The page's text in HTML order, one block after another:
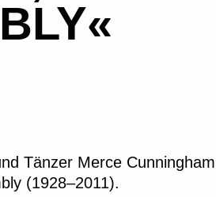
Tänzer Merce Cunningham
(1928–2011).